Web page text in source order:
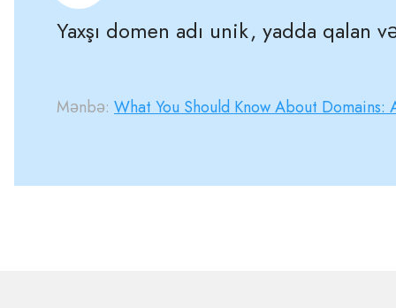
Yaxşı domen adı unik, yadda qalan
Mənbə: What You Should Know About